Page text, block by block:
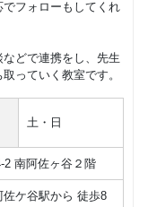
フォローもしてくれ
どで連携をし、先生
っていく教室です。
土・日
2 南阿佐ヶ谷２階
ケ谷駅から 徒歩8